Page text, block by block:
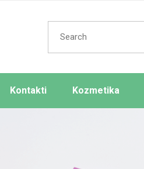
Kontakti Kozmetika